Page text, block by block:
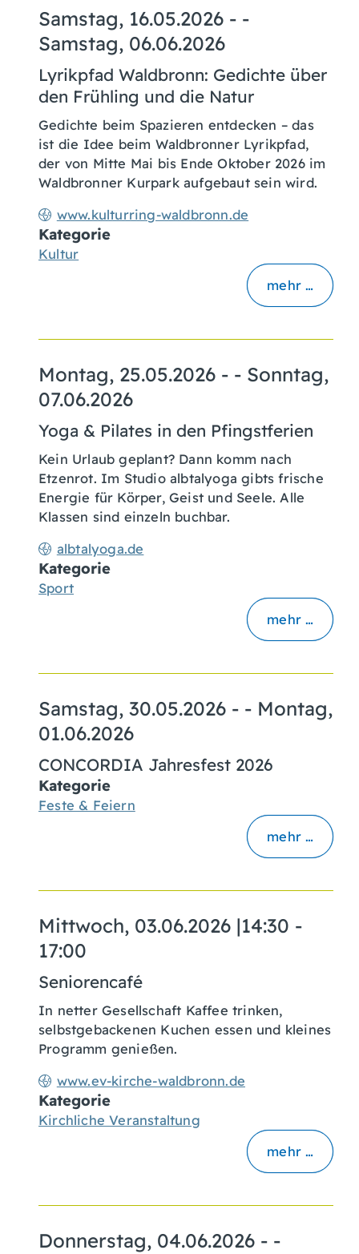
Samstag, 16.05.2026 - -
Samstag, 06.06.2026
Lyrikpfad Waldbronn: Gedichte über
den Frühling und die Natur
www.kulturring-waldbronn.de
Gedichte beim Spazieren entdecken – das
ist die Idee beim Waldbronner Lyrikpfad,
der von Mitte Mai bis Ende Oktober 2026 im
Waldbronner Kurpark aufgebaut sein wird.
Kategorie
Kultur
mehr …
Montag, 25.05.2026 - - Sonntag,
07.06.2026
Yoga & Pilates in den Pfingstferien
albtalyoga.de
Kein Urlaub geplant? Dann komm nach
Etzenrot. Im Studio albtalyoga gibts frische
Energie für Körper, Geist und Seele. Alle
Klassen sind einzeln buchbar.
Kategorie
Sport
mehr …
Samstag, 30.05.2026 - - Montag,
01.06.2026
CONCORDIA Jahresfest 2026
Kategorie
Feste & Feiern
mehr …
Mittwoch, 03.06.2026 |14:30 -
17:00
Seniorencafé
www.ev-kirche-waldbronn.de
In netter Gesellschaft Kaffee trinken,
selbstgebackenen Kuchen essen und kleines
Programm genießen.
Kategorie
Kirchliche Veranstaltung
mehr …
Donnerstag, 04.06.2026 - -